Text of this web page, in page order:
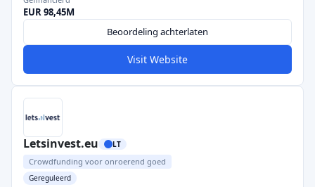
EUR 98,45M
Beoordeling achterlaten
Visit Website
Letsinvest.eu LT
Crowdfunding voor onroerend goed
Gereguleerd